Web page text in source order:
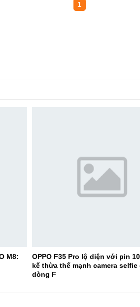
1
M8:
OPPO F35 Pro lộ diện với pin
kế thừa thế mạnh camera selfie
dòng F